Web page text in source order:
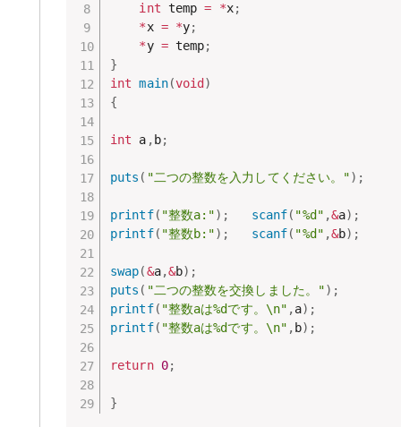
int temp = *x;
*x = *y;
*y = temp;
}
int main(void )
{
int a , b;
puts ( "二つの整数を入力してください。") ;
printf( "整数a:") ; scanf( "%d" ,&a) ;
printf( "整数b:") ; scanf( "%d" ,&b) ;
swap(&a,&b) ;
puts ( "二つの整数を交換しました。") ;
printf( "整数aは%dです。\n" ,a) ;
printf( "整数aは%dです。\n" , b) ;
return 0;
}